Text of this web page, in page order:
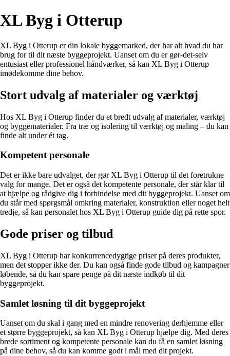
XL Byg i Otterup
XL Byg i Otterup er din lokale byggemarked, der har alt hvad du har
brug for til dit næste byggeprojekt. Uanset om du er gør-det-selv
entusiast eller professionel håndværker, så kan XL Byg i Otterup
imødekomme dine behov.
Stort udvalg af materialer og værktøj
Hos XL Byg i Otterup finder du et bredt udvalg af materialer, værktøj
og byggematerialer. Fra træ og isolering til værktøj og maling – du kan
finde alt under ét tag.
Kompetent personale
Det er ikke bare udvalget, der gør XL Byg i Otterup til det foretrukne
valg for mange. Det er også det kompetente personale, der står klar til
at hjælpe og rådgive dig i forbindelse med dit byggeprojekt. Uanset om
du står med spørgsmål omkring materialer, konstruktion eller noget helt
tredje, så kan personalet hos XL Byg i Otterup guide dig på rette spor.
Gode priser og tilbud
XL Byg i Otterup har konkurrencedygtige priser på deres produkter,
men det stopper ikke der. Du kan også finde gode tilbud og kampagner
løbende, så du kan spare penge på dit næste indkøb til dit
byggeprojekt.
Samlet løsning til dit byggeprojekt
Uanset om du skal i gang med en mindre renovering derhjemme eller
et større byggeprojekt, så kan XL Byg i Otterup hjælpe dig. Med deres
brede sortiment og kompetente personale kan du få en samlet løsning
på dine behov, så du kan komme godt i mål med dit projekt.